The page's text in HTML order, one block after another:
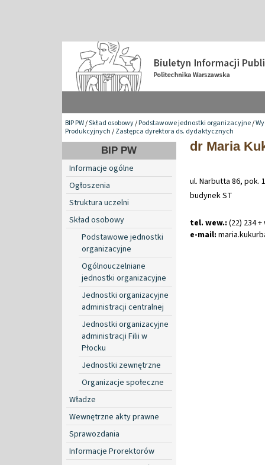
BIP PW/Skład osobowy/Podstawowe jednostki organizacyjne/
Produkcyjnych/Zastępca dyrektora ds. dydaktycznych
BIP PW
Informacje ogólne
Ogłoszenia
Struktura uczelni
Skład osobowy
Podstawowe jednostki
organizacyjne
Ogólnouczelniane
jednostki organizacyjne
Jednostki organizacyjne
administracji centralnej
Jednostki organizacyjne
administracji Filii w
Płocku
Jednostki zewnętrzne
Organizacje społeczne
Władze
Wewnętrzne akty prawne
Sprawozdania
Informacje Prorektorów
dr Maria
ul. Narbutta 86, pok.
budynek ST
tel. wew.: (22) 234
e-mail: maria.